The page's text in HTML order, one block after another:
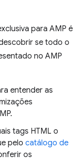
para AMP é
se todo o
no AMP
entender as
tags HTML o
pelo catálogo de
os